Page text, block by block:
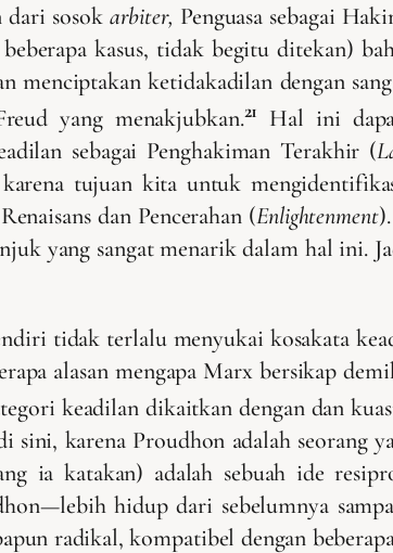
dari sosok arbiter, Penguasa sebagai
kasus, tidak begitu ditekan)
menciptakan ketidakadilan dengan
yang menakjubkan.21 Hal ini
sebagai Penghakiman Terakhir (
tujuan kita untuk
dan Pencerahan (Enlightenment).
yang sangat menarik dalam hal ini.
tidak terlalu menyukai kosakata
alasan mengapa Marx bersikap
keadilan dikaitkan dengan dan
sini, karena Proudhon adalah seorang
ia katakan) adalah sebuah ide
hidup dari sebelumnya
radikal, kompatibel dengan